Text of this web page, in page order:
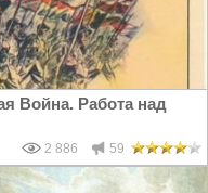
Война. Работа над
2 886 59